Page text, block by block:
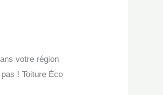
votre région
! Toiture Éco